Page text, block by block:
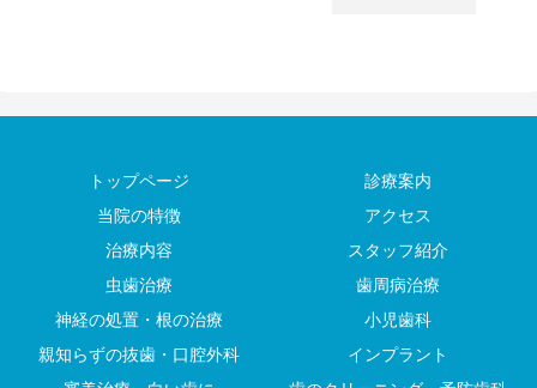
トップページ
診療案内
当院の特徴
アクセス
治療内容
スタッフ紹介
虫歯治療
歯周病治療
神経の処置・根の治療
小児歯科
親知らずの抜歯・口腔外科
インプラント